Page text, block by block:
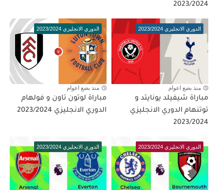
2023/2024
الدوري الانجليزي 2023/2024
منذ بضع اعوام
مباراة شيفيلد يونايتد و
توتنهام الدوري الانجليزي
2023/2024
الدوري الانجليزي 2023/2024
منذ بضع اعوام
مباراة لوتون تاون و فولهام
الدوري الانجليزي 2023/2024
الدوري الانجليزي 2023/2024 الدوري الانجليزي 2023/2024